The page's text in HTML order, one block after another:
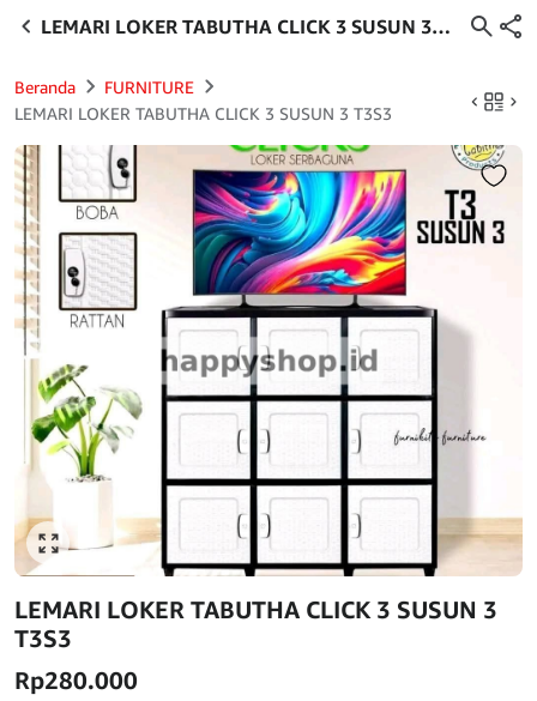
LEMARI LOKER TABUTHA CLICK 3 SUSUN 3
Beranda
FURNITURE
LEMARI LOKER TABUTHA CLICK 3 SUSUN 3 T3S3
Click to enlarge
LEMARI LOKER TABUTHA CLICK 3 SUSUN 3
T3S3
Rp280.000